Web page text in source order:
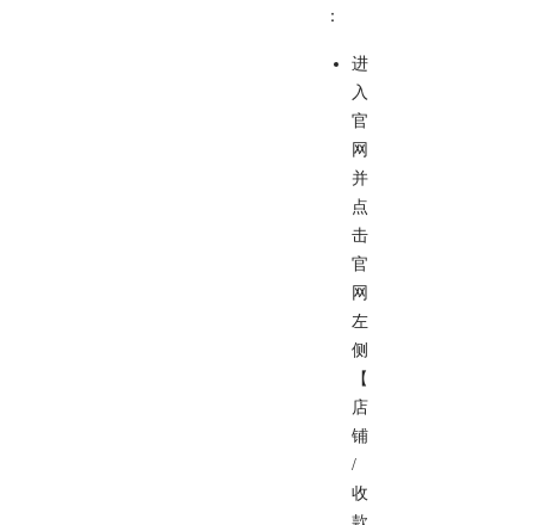
：
进
入
官
网
并
点
击
官
网
左
侧
【
店
铺
/
收